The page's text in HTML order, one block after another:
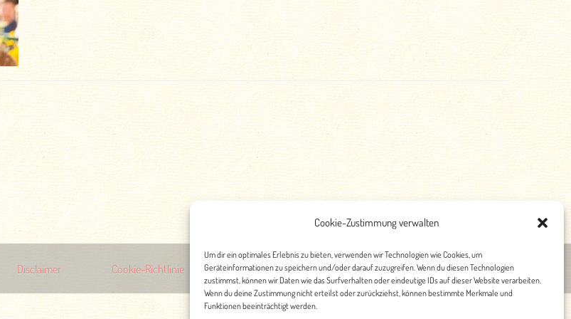
Cookie-Zustimmung verwalten
Um dir ein optimales Erlebnis zu bieten, verwenden wir Technologien wie Cookies, um
Geräteinformationen zu speichern und/oder darauf zuzugreifen. Wenn du diesen Technologien
zustimmst, können wir Daten wie das Surfverhalten oder eindeutige IDs auf dieser Website verarbeiten.
Wenn du deine Zustimmung nicht erteilst oder zurückziehst, können bestimmte Merkmale und
Funktionen beeinträchtigt werden.
Disclaimer Cookie-Richtlinie Datenschutz